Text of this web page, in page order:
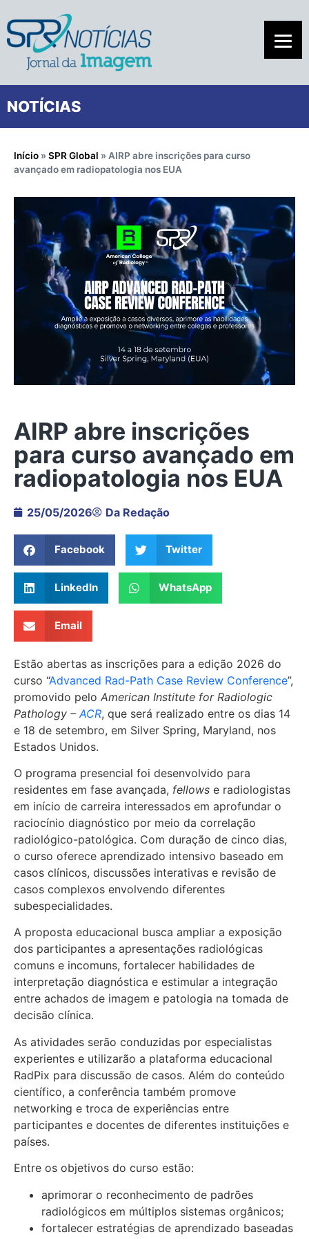
NOTÍCIAS
Início » SPR Global » AIRP abre inscrições para curso
avançado em radiopatologia nos EUA
AIRP abre inscrições
para curso avançado em
radiopatologia nos EUA
25/05/2026 Da Redação
Facebook Twitter
LinkedIn WhatsApp
Email
Estão abertas as inscrições para a edição 2026 do
curso “Advanced Rad-Path Case Review Conference”,
promovido pelo American Institute for Radiologic
Pathology – ACR, que será realizado entre os dias 14
e 18 de setembro, em Silver Spring, Maryland, nos
Estados Unidos.
O programa presencial foi desenvolvido para
residentes em fase avançada, fellows e radiologistas
em início de carreira interessados em aprofundar o
raciocínio diagnóstico por meio da correlação
radiológico-patológica. Com duração de cinco dias,
o curso oferece aprendizado intensivo baseado em
casos clínicos, discussões interativas e revisão de
casos complexos envolvendo diferentes
subespecialidades.
A proposta educacional busca ampliar a exposição
dos participantes a apresentações radiológicas
comuns e incomuns, fortalecer habilidades de
interpretação diagnóstica e estimular a integração
entre achados de imagem e patologia na tomada de
decisão clínica.
As atividades serão conduzidas por especialistas
experientes e utilizarão a plataforma educacional
RadPix para discussão de casos. Além do conteúdo
científico, a conferência também promove
networking e troca de experiências entre
participantes e docentes de diferentes instituições e
países.
Entre os objetivos do curso estão:
aprimorar o reconhecimento de padrões
radiológicos em múltiplos sistemas orgânicos;
fortalecer estratégias de aprendizado baseadas